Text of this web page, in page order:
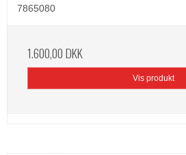
7865080
1.600,00 DKK
Vis produkt